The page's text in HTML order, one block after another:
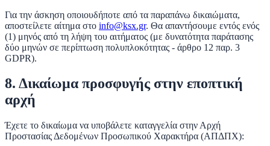
Για την άσκηση οποιουδήποτε από τα παραπάνω δικαιώματα,
αποστείλετε αίτημα στο info@ksx.gr. Θα απαντήσουμε εντός ενός
(1) μηνός από τη λήψη του αιτήματος (με δυνατότητα παράτασης
δύο μηνών σε περίπτωση πολυπλοκότητας - άρθρο 12 παρ. 3
GDPR).
8. Δικαίωμα προσφυγής στην εποπτική
αρχή
Έχετε το δικαίωμα να υποβάλετε καταγγελία στην Αρχή
Προστασίας Δεδομένων Προσωπικού Χαρακτήρα (ΑΠΔΠΧ):